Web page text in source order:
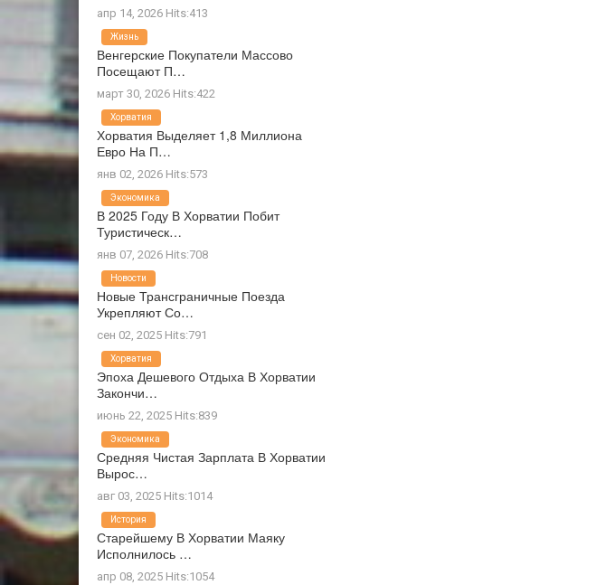
апр 14, 2026 Hits:413
Венгерские Покупатели Массово
Посещают П…
март 30, 2026 Hits:422
Жизнь
Хорватия Выделяет 1,8 Миллиона
Евро На П…
янв 02, 2026 Hits:573
Хорватия
В 2025 Году В Хорватии Побит
Туристическ…
янв 07, 2026 Hits:708
Экономика
Новые Трансграничные Поезда
Укрепляют Со…
сен 02, 2025 Hits:791
Новости
Эпоха Дешевого Отдыха В Хорватии
Закончи…
июнь 22, 2025 Hits:839
Хорватия
Средняя Чистая Зарплата В Хорватии
Вырос…
авг 03, 2025 Hits:1014
Экономика
Старейшему В Хорватии Маяку
Исполнилось …
апр 08, 2025 Hits:1054
История